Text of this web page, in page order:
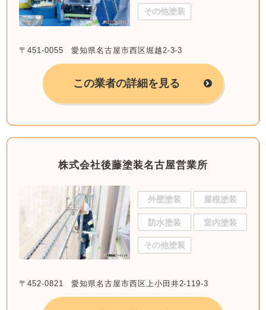
その他塗装
〒451-0055 愛知県名古屋市西区堀越2-3-3
この業者の詳細を見る
株式会社後藤塗装名古屋営業所
外壁塗装 屋根塗装
防水塗装 室内塗装
その他塗装
〒452-0821 愛知県名古屋市西区上小田井2-119-3